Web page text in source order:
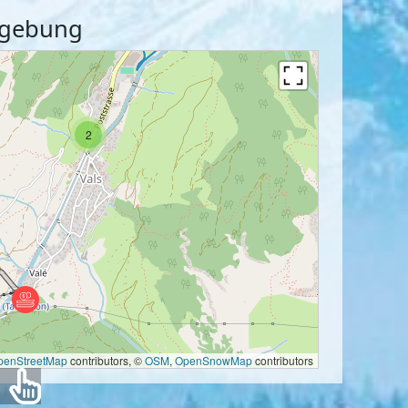
2
contributors, ©OSM, OpenSnowMapcontributors